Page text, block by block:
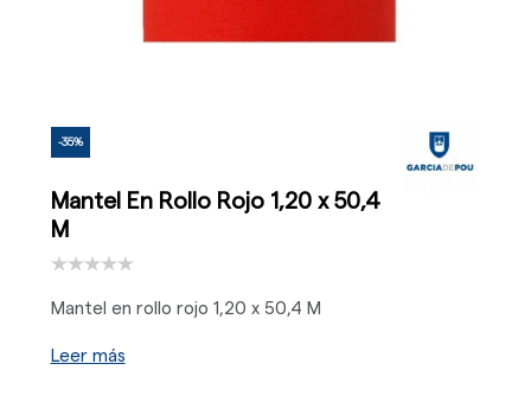
-35%
Mantel En Rollo Rojo 1,20 x 50,4
M
Mantel en rollo rojo 1,20 x 50,4 M
Leer más